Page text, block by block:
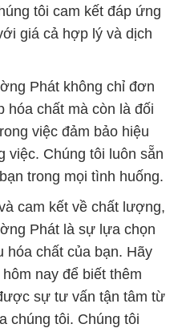
tôi cam kết đáp ứng
giá cả hợp lý và dịch
Phát không chỉ đơn
hóa chất mà còn là đối
việc đảm bảo hiệu
việc. Chúng tôi luôn sẵn
trong mọi tình huống.
cam kết về chất lượng,
Phát là sự lựa chọn
hóa chất của bạn. Hãy
nay để biết thêm
sự tư vấn tận tâm từ
chúng tôi. Chúng tôi